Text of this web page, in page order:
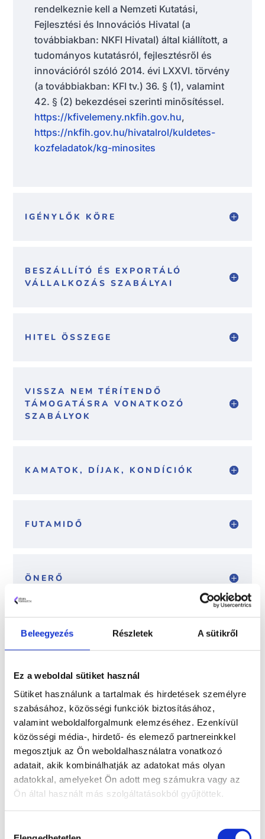
Beleegyezés Részletek A sütikről
Ez a weboldal sütiket használ
Sütiket használunk a tartalmak és hirdetések személyre
szabásához, közösségi funkciók biztosításához,
valamint weboldalforgalmunk elemzéséhez. Ezenkívül
közösségi média-, hirdető- és elemező partnereinkkel
megosztjuk az Ön weboldalhasználatra vonatkozó
adatait, akik kombinálhatják az adatokat más olyan
adatokkal, amelyeket Ön adott meg számukra vagy az
Ön által használt más szolgáltatásokból gyűjtöttek.
rendelkeznie kell a Nemzeti Kutatási,
Fejlesztési és Innovációs Hivatal (a
továbbiakban: NKFI Hivatal) által kiállított, a
tudományos kutatásról, fejlesztésről és
innovációról szóló 2014. évi LXXVI. törvény
(a továbbiakban: KFI tv.) 36. § (1), valamint
42. § (2) bekezdései szerinti minősítéssel.
https://kfivelemeny.nkfih.gov.hu,
https://nkfih.gov.hu/hivatalrol/kuldetes-
kozfeladatok/kg-minosites
IGÉNYLŐK KÖRE
BESZÁLLÍTÓ ÉS EXPORTÁLÓ
VÁLLALKOZÁS SZABÁLYAI
HITEL ÖSSZEGE
VISSZA NEM TÉRÍTENDŐ
TÁMOGATÁSRA VONATKOZÓ
SZABÁLYOK
KAMATOK, DÍJAK, KONDÍCIÓK
FUTAMIDŐ
ÖNERŐ
BIZTOSÍTÉKOK
MEGVALÓSÍTÁSI HELY
JELENTKEZEM